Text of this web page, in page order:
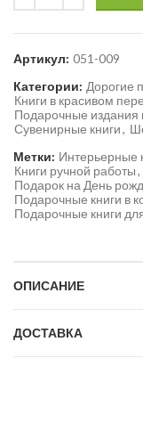
Артикул: 051-009
Категории: Дорогие
Книги в красивом
Подарочные издания
Сувенирные книги,
Метки: Интерьерные
Книги ручной работы,
Подарок на День
Подарочные книги в
Подарочные книги
ОПИСАНИЕ
ДОСТАВКА